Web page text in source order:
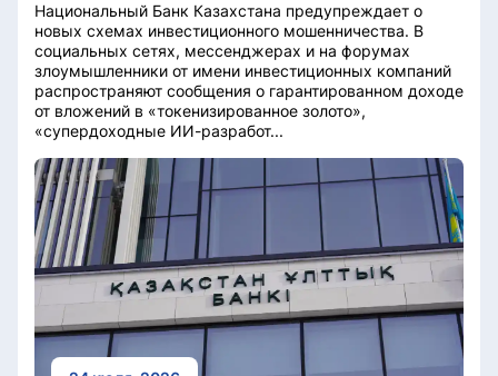
Национальный Банк Казахстана предупреждает о
новых схемах инвестиционного мошенничества. В
социальных сетях, мессенджерах и на форумах
злоумышленники от имени инвестиционных компаний
распространяют сообщения о гарантированном доходе
от вложений в «токенизированное золото»,
«супердоходные ИИ-разработ...